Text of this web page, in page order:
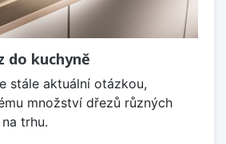
do kuchyně
stále aktuální otázkou,
množství dřezů různých
trhu.